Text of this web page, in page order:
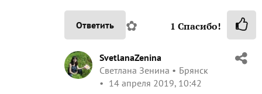
Ответить ✿ 1 Спасибо!
SvetlanaZenina
Светлана Зенина
Брянск
14 апреля 2019, 10:42